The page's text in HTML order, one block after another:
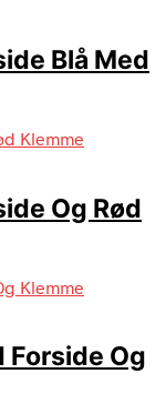
Blå Med
Og Rød
Forside Og